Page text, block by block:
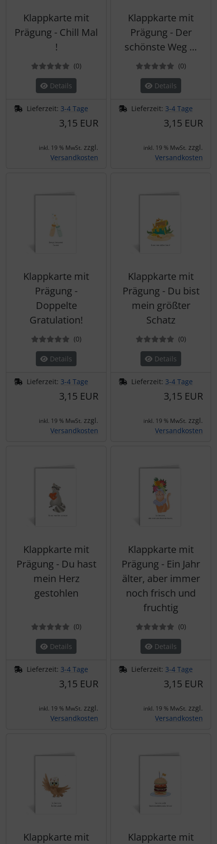
Klappkarte mit
Prägung - Chill Mal
!
(0Bewertungen
)
Details
Lieferzeit: 3-4 Tage
3,15 EUR
inkl. 19 % MwSt. zzgl.
Versandkosten
Klappkarte mit
Prägung - Der
schönste Weg …
(0)
Details
Lieferzeit: 3-4 Tage
3,15 EUR
inkl. 19 % MwSt. zzgl.
Versandkosten
Klappkarte mit
Prägung -
Doppelte
Gratulation!
(0Bewertungen
)
Details
Lieferzeit: 3-4 Tage
3,15 EUR
inkl. 19 % MwSt. zzgl.
Versandkosten
Klappkarte mit
Prägung - Du bist
mein größter
Schatz
(0)
Details
Lieferzeit: 3-4 Tage
3,15 EUR
inkl. 19 % MwSt. zzgl.
Versandkosten
Klappkarte mit
Prägung - Du hast
mein Herz
gestohlen
(0Bewertungen
)
Details
Lieferzeit: 3-4 Tage
3,15 EUR
inkl. 19 % MwSt. zzgl.
Versandkosten
Klappkarte mit
Prägung - Ein Jahr
älter, aber immer
noch frisch und
fruchtig
(0)
Details
Lieferzeit: 3-4 Tage
3,15 EUR
inkl. 19 % MwSt. zzgl.
Versandkosten
Klappkarte mit
Klappkarte mit